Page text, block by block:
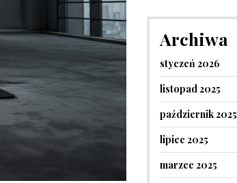
Archiwa
styczeń 2026
listopad 2025
październik 2025
lipiec 2025
marzec 2025